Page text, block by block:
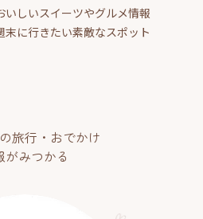
いしいスイーツやグルメ情報
末に行きたい素敵なスポット
旅行・おでかけ
がみつかる